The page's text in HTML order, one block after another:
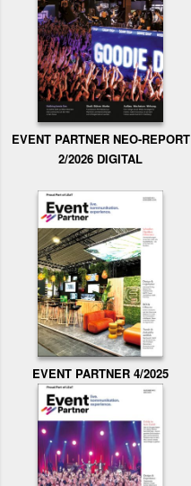
EVENT PARTNER NEO-REPORT
2/2026 DIGITAL
EVENT PARTNER 4/2025